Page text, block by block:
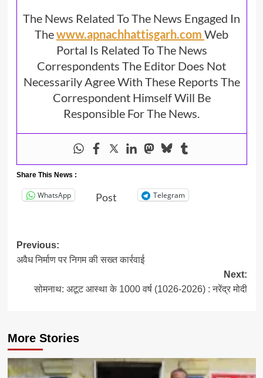
The News Related To The News Engaged In
Thewww.apnachhattisgarh.com Web
Portal Is Related To The News
Correspondents The Editor Does Not
Necessarily Agree With These Reports The
Correspondent Himself Will Be
Responsible For The News.
Share This News :
WhatsApp Post Telegram
Post
navigation
Previous:
अवैध निर्माण पर निगम की सख्त कार्रवाई
Next:
सोमनाथ: अटूट आस्था के 1000 वर्ष (1026-2026) : नरेंद्र मोदी
More Stories